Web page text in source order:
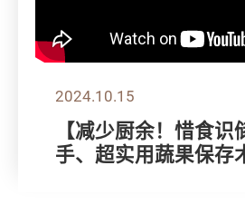
2024.10.15
【减少厨余！惜食识
手、超实用蔬果保存